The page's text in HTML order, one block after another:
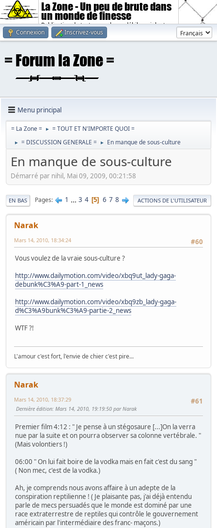
La Zone - Un peu de brute dans
un monde de finesse
Publication de textes sombres, débiles, violents.
Connexion
Inscrivez-vous
Menu principal
= La Zone = ► = TOUT ET N'IMPORTE QUOI =
► = DISCUSSION GENERALE = ► En manque de sous-culture
En manque de sous-culture
Démarré par nihil, Mai 09, 2009, 00:21:58
EN BAS Pages 1 ... 3 4 5 6 7 8 ACTIONS DE L'UTILISATEUR
Narak
#60
Mars 14, 2010, 18:34:24
Vous voulez de la vraie sous-culture ?
http://www.dailymotion.com/video/xbq9ut_lady-gaga-
debunk%C3%A9-part-1_news
http://www.dailymotion.com/video/xbq9zb_lady-gaga-
d%C3%A9bunk%C3%A9-partie-2_news
WTF ?!
L'amour c'est fort, l'envie de chier c'est pire...
Narak
#61
Mars 14, 2010, 18:37:29
Dernière édition: Mars 14, 2010, 19:19:50 par Narak
Premier film 4:12 : " Je pense à un stégosaure [...]On la verra
nue par la suite et on pourra observer sa colonne vertébrale. "
(Mais volontiers !)
06:00 " On lui fait boire de la vodka mais en fait c'est du sang "
( Non mec, c'est de la vodka.)
Ah, je comprends nous avons affaire à un adepte de la
conspiration reptilienne ! ( Je plaisante pas, j'ai déjà entendu
parle de mecs persuadés que le monde est dominé par une
race extraterrestre de reptiles qui contrôle le gouvernement
américain par l'intermédiaire des franc- maçons.)